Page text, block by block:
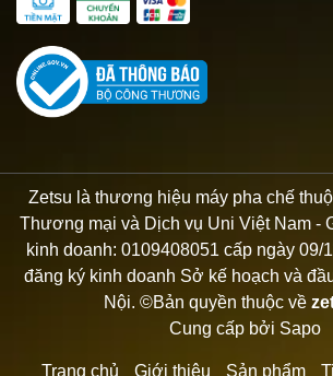
Zetsu là thương hiệu máy pha chế
Thương mại và Dịch vụ Uni Việt Nam -
kinh doanh: 0109408051 cấp ngày 09/
đăng ký kinh doanh Sở kế hoạch và
Nội. ©Bản quyền thuộc về
Cung cấp bởi Sapo
Trang chủ Giới thiệu Sản phẩm